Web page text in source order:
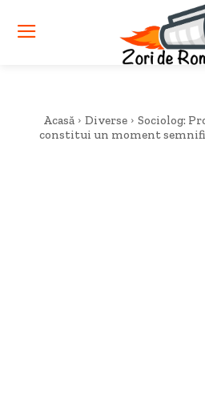
Acasă Diverse
Sociolog:
constitui un moment